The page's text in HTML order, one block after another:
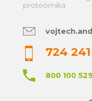
proteomika
724
800 100